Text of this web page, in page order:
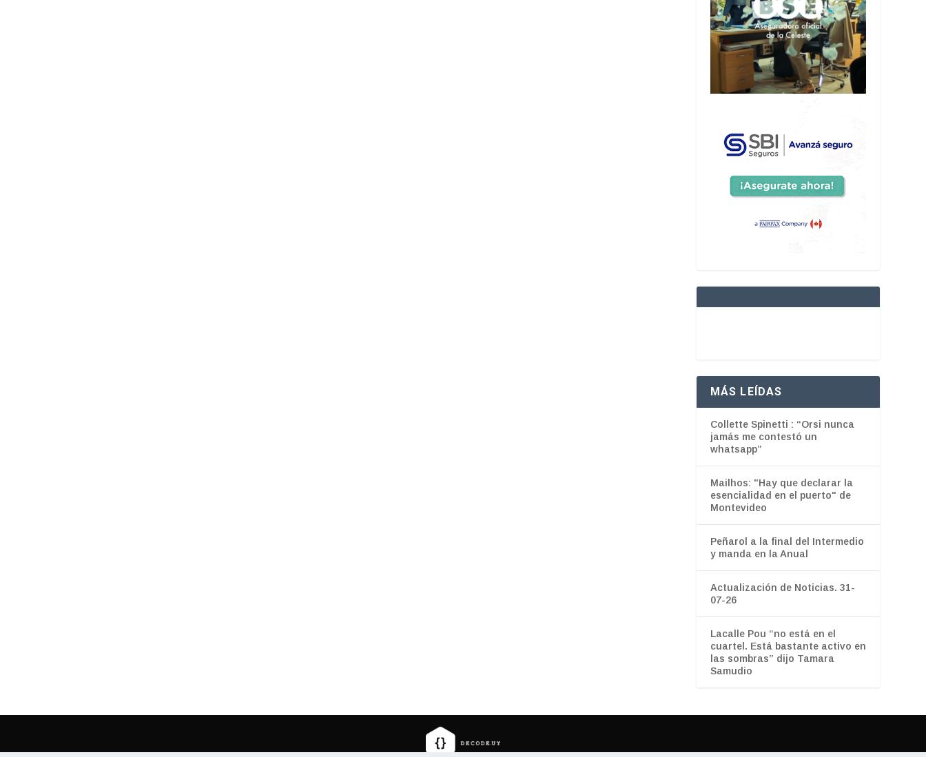
MÁS LEÍDAS
Collette Spinetti : “Orsi nunca
jamás me contestó un
whatsapp”
Mailhos: "Hay que declarar la
esencialidad en el puerto" de
Montevideo
Peñarol a la final del Intermedio
y manda en la Anual
Actualización de Noticias. 31-
07-26
Lacalle Pou “no está en el
cuartel. Está bastante activo en
las sombras” dijo Tamara
Samudio